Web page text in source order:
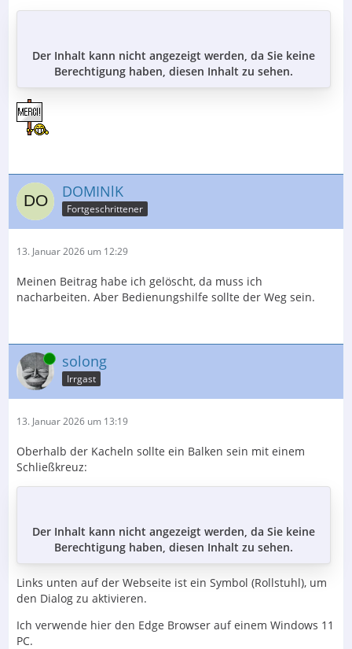
Der Inhalt kann nicht angezeigt werden, da Sie keine
Berechtigung haben, diesen Inhalt zu sehen.
DOMINlK
Fortgeschrittener
13. Januar 2026 um 12:29
Meinen Beitrag habe ich gelöscht, da muss ich
nacharbeiten. Aber Bedienungshilfe sollte der Weg sein.
Online solong
Irrgast
13. Januar 2026 um 13:19
Oberhalb der Kacheln sollte ein Balken sein mit einem
Schließkreuz:
Der Inhalt kann nicht angezeigt werden, da Sie keine
Berechtigung haben, diesen Inhalt zu sehen.
Links unten auf der Webseite ist ein Symbol (Rollstuhl), um
den Dialog zu aktivieren.
Ich verwende hier den Edge Browser auf einem Windows 11
PC.